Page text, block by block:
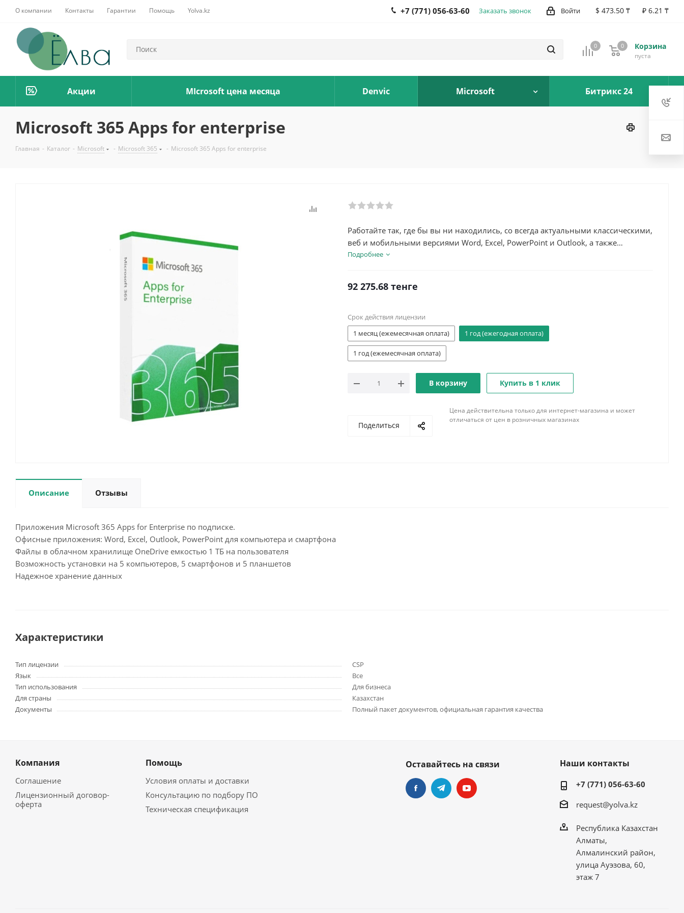
О компании Контакты Гарантии Помощь Yolva.kz $ 473.50 ₸ ₽ 6.21 ₸
Войти
+7 (771) 056-63-60 Заказать звонок
0 Корзина
0
пуста
0
Акции MIcrosoft цена месяца Denvic Microsoft Битрикс 24
Microsoft 365 Apps for enterprise
Главная - Каталог - Microsoft - Microsoft 365 - Microsoft 365 Apps for enterprise
Работайте так, где бы вы ни находились, со всегда актуальными классическими,
веб и мобильными версиями Word, Excel, PowerPoint и Outlook, а также
интеллектуальными инструментами для бизнеса.
Подробнее
92 275.68 тенге
Срок действия лицензии
1 месяц (ежемесячная оплата)
1 год (ежегодная оплата)
1 год (ежемесячная оплата)
В корзину Купить в 1 клик
Поделиться
Цена действительна только для интернет-магазина и может
отличаться от цен в розничных магазинах
Описание Отзывы
Приложения Microsoft 365 Apps for Enterprise по подписке.
Офисные приложения: Word, Excel, Outlook, PowerPoint для компьютера и смартфона
Файлы в облачном хранилище OneDrive емкостью 1 ТБ на пользователя
Возможность установки на 5 компьютеров, 5 смартфонов и 5 планшетов
Надежное хранение данных
Характеристики
Тип лицензии
CSP
Язык
Все
Тип использования
Для бизнеса
Для страны
Казахстан
Документы
Полный пакет документов, официальная гарантия качества
Компания
Соглашение
Лицензионный договор-
оферта
Помощь
Условия оплаты и доставки
Консультацию по подбору ПО
Техническая спецификация
Оставайтесь на связи Наши контакты
+7 (771) 056-63-60
request@yolva.kz
Республика Казахстан
Алматы,
Алмалинский район,
улица Ауэзова, 60,
этаж 7